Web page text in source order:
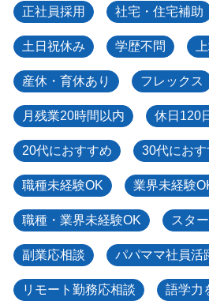
正社員採用 社宅・住宅補助
土日祝休み 学歴不問
産休・育休あり フレックス
月残業20時間以内 休日120
20代におすすめ 30代におす
職種未経験OK 業界未経験
職種・業界未経験OK スタ
副業応相談 パパママ社員活
リモート勤務応相談 語学力